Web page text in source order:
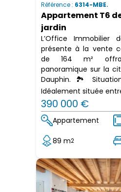
Référence : 6314-MBE.
Appartement T6
jardin
L’Office Immobilier
présente à la vente
de 164 m²
panoramique sur la
Dauphin. 🏞️
Idéalement située
390 000 €
Appartement
89 m2